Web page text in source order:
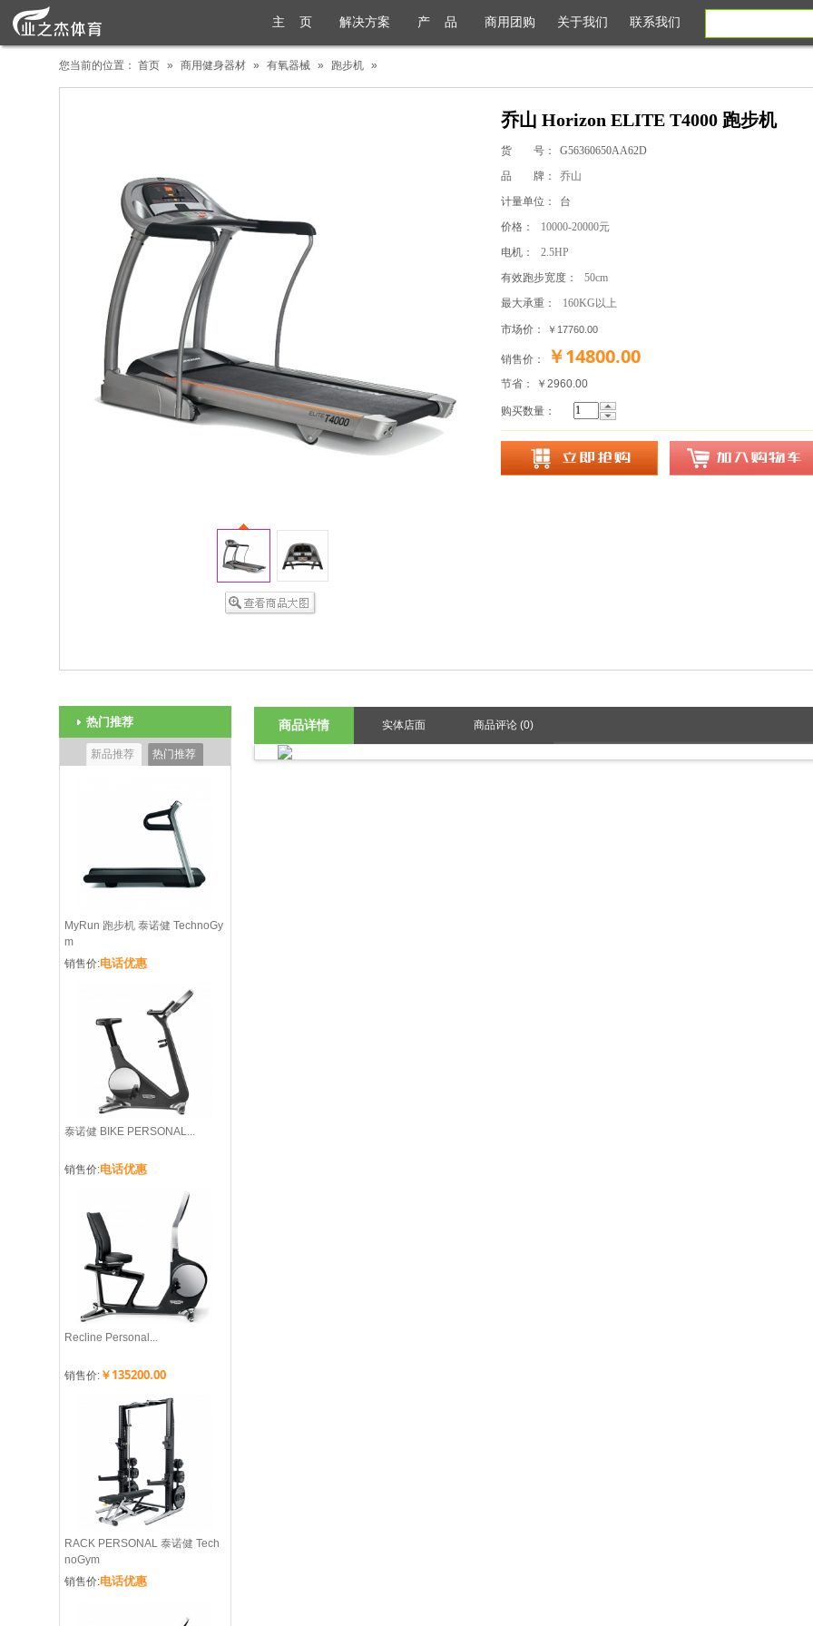
主 页 解决方案 产 品 商用团购 关于我们 联系我们
您当前的位置： 首页 » 商用健身器材 » 有氧器械 » 跑步机 »
乔山 Horizon ELITE T4000 跑步机
货 号：
G56360650AA62D
品 牌：
乔山
计量单位：
台
价格：
10000-20000元
电机：
2.5HP
有效跑步宽度：
50cm
最大承重：
160KG以上
市场价： ￥17760.00
销售价： ￥14800.00
节省： ￥2960.00
购买数量：
热门推荐
新品推荐 热门推荐
MyRun 跑步机 泰诺健 TechnoGy
m
销售价:电话优惠
泰诺健 BIKE PERSONAL...
销售价:电话优惠
Recline Personal...
销售价:￥135200.00
RACK PERSONAL 泰诺健 Tech
noGym
销售价:电话优惠
商品详情 实体店面 商品评论 (0)